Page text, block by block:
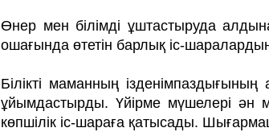
Өнер мен білімді ұштастыруда
ошағында өтетін барлық іс-
Білікті маманның
ұйымдастырды. Үйірме мүшелері ән
көпшілік іс-шараға қатысады.